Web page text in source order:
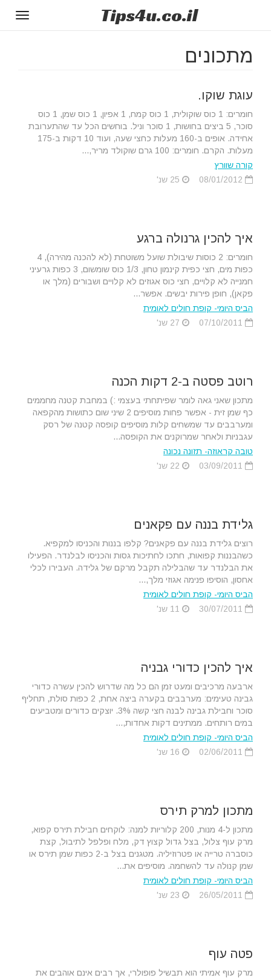
Tips4u.co.il
מתכונים
עוגת שוקו.
חומרים: 1 כוס שוקולית, 1 כוס קמח, 1 אפיון, 1 כוס שמן, 1 כוס
סוכר, 5 ביצים בחושות, 1 סוכר וניל. בוחשים הכל עד שהתערובת
אחידה. אופים ב-160 מעלות כחצי שעה, ועוד 10 דקות ב-175
מעלות. הקרם. חומרים: 100 גרם שוקולד מריר,...
קורה שוורץ
איך להכין גרנולה ברגע
חומרים: 2 כוסות שיבולת שועל משוטחת (לא להכנה מהירה), 4
כפות מים, חצי כפית קינמון טחון, 1/3 כוס שומשום, 3 כפות גרעיני
חמנייה לא קלויים, חצי כוס אגוזים לא קלויים ושבורים (מלך או
פקאן), חופן פירות יבשים. אפשר...
הביס היומי- קופת חולים לאומית
רוטב פסטה ב-2 דקות הכנה
מתכון שאני גאה לומר שפיתחתי בעצמי :) במחבת קטנה מחממים
כף שמן זית - אפשר פחות מוסיפים 2 שיני שום כתושות מהקפאה
ומערבבים עד שמשחים קלות מוסיפים קופסה קטנה של רסק
עגבניות ולאחר שמרוקנים את הקופסה...
טובה קראוזה- תזונה נכונה
גלידת בננה עם פקאנים
רוצים גלידת בננה עם פקאנים? קלפו בננות והכניסו למקפיא.
כשהבננות קפואות, חתכו לחתיכות גסות והכניסו לבלנדר. הפעילו
את הבלנדר עד שהבלילה תקבל מרקם של גלידה. העבירו לכלי
אחסון, הוסיפו פנימה אגוזי מלך,...
הביס היומי- קופת חולים לאומית
איך להכין כדורי גבניה
ארבעה מרכיבים ומעט זמן הם כל מה שדרוש להכין עשרה כדורי
גבינה טעימים: מערבבים בקערה ביצה אחת, 2 כפות סולת, תחליף
סוכר וחבילת גבינה לבנה חצי קשה 3%. יוצקים כדורים ומטביעים
במים רותחים. ממתינים דקות אחדות,...
הביס היומי- קופת חולים לאומית
מתכון למרק תירס
מתכון ל-4 מנות, 200 קלוריות למנה: לוקחים חבילת תירס קפוא,
מרק עוף צלול, בצל גדול קצוץ דק, מלח ופלפל לתיבול, קצת
כוסברה טרייה או פטרוזיליה. מטגנים בצל ב-2 כפות שמן תירס או
שמן קנולה עד להשחמה. מוסיפים את...
הביס היומי- קופת חולים לאומית
פטה עוף
מרק עוף אמיתי הוא תבשיל פופולרי, אך רבים אינם אוהבים את